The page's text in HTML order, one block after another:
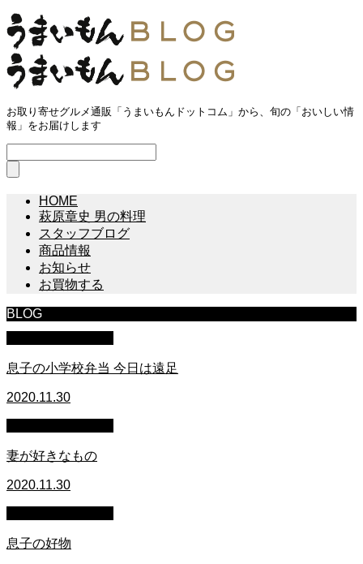
お取り寄せグルメ通販「うまいもんドットコム」から、旬の「おいしい情
報」をお届けします
HOME
萩原章史 男の料理
スタッフブログ
商品情報
お知らせ
お買物する
BLOG
息子の小学校弁当 今日は遠足
2020.11.30
妻が好きなもの
2020.11.30
息子の好物